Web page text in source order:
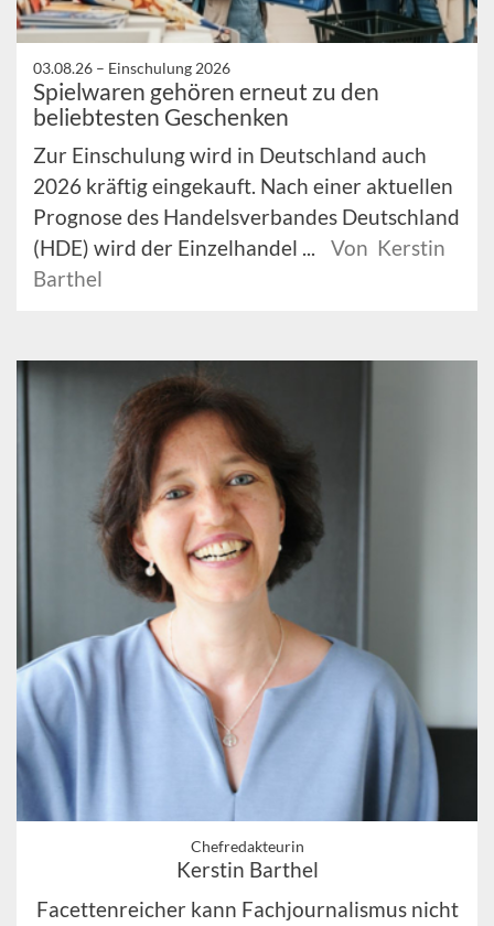
03.08.26 – Einschulung 2026
Spielwaren gehören erneut zu den
beliebtesten Geschenken
Zur Einschulung wird in Deutschland auch
2026 kräftig eingekauft. Nach einer aktuellen
Prognose des Handelsverbandes Deutschland
(HDE) wird der Einzelhandel ...
Von Kerstin
Barthel
Chefredakteurin
Kerstin Barthel
Facettenreicher kann Fachjournalismus nicht